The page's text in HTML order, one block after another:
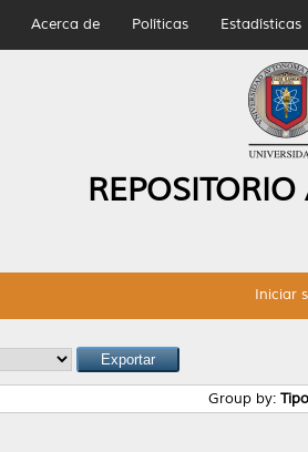
Acerca de Políticas Estadísticas
Iniciar
Group by: